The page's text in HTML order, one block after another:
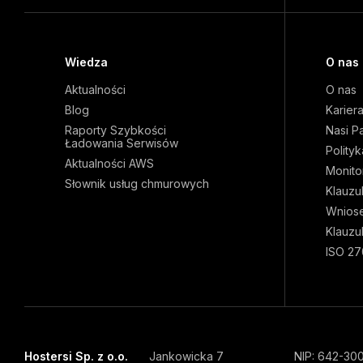
Wiedza
Aktualności
Blog
Raporty Szybkości
Ładowania Serwisów
Aktualności AWS
Słownik usług chmurowych
O nas
O nas
Kariera
Nasi
ISO
Hostersi Sp. z o.o. Jankowicka 7 NIP: 642-